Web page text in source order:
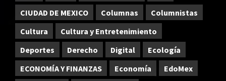
CIUDAD DE MEXICO
Columnas
Columnistas
Cultura
Cultura y Entretenimiento
Deportes
Derecho Digital
Ecología
ECONOMÍA Y FINANZAS
Economía
EdoMex